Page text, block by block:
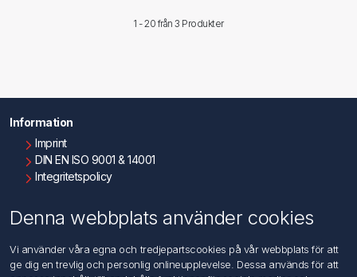
1 - 20 från3 Produkter
Information
Imprint
DIN EN ISO 9001 & 14001
Integritetspolicy
Kontakta oss
Kundtjänst
Denna webbplats använder cookies
Vi använder våra egna och tredjepartscookies på vår webbplats för att
ge dig en trevlig och personlig onlineupplevelse. Dessa används för att